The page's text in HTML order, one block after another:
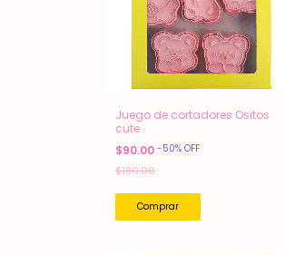
Juego de cortadores Ositos
cute
$90.00 -50% OFF
$180.00